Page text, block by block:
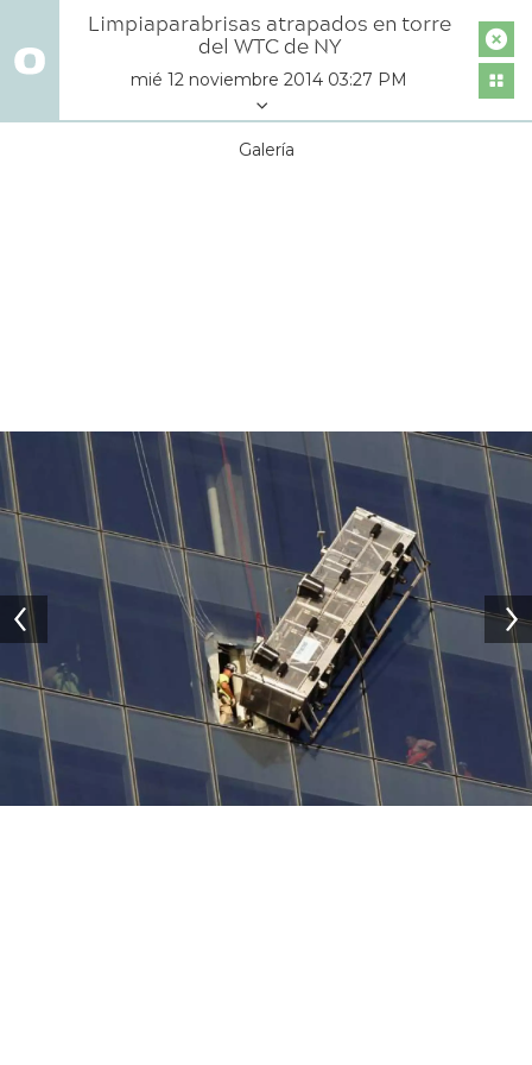
Limpiaparabrisas atrapados en torre
del WTC de NY
mié 12 noviembre 2014 03:27 PM
Galería